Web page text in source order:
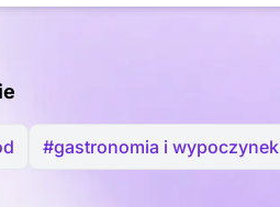
#gastronomia i wypoczynek